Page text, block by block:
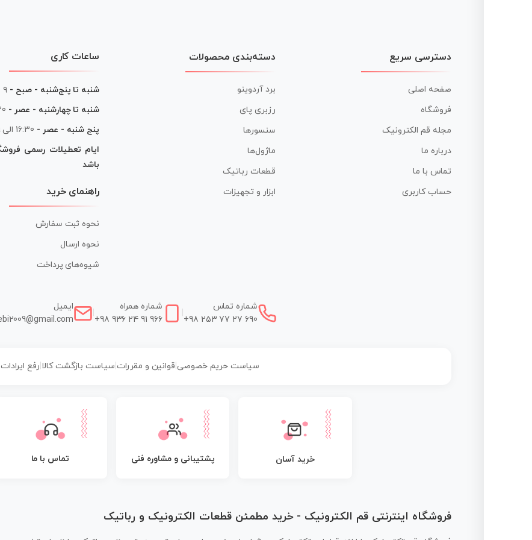
دسترسی سریع
صفحه اصلی
فروشگاه
مجله قم الکترونیک
درباره ما
تماس با ما
حساب کاربری
دسته‌بندی محصولات
برد آردوینو
رزبری پای
سنسورها
ماژول‌ها
قطعات رباتیک
ابزار و تجهیزات
ساعات کاری
شنبه تا پنج‌شنبه - صبح - ۹ الی ۱۳
شنبه تا چهارشنبه - عصر -
پنج شنبه - عصر - 16:30 الی 19
ایام تعطیلات رسمی
باشد
راهنمای خرید
نحوه ثبت سفارش
نحوه ارسال
شیوه‌های پرداخت
شماره تماس
+98 253 77 27 690
شماره همراه
+98 936 24 91 966
ایمیل
سیاست حریم خصوصی| قوانین و مقررات سیاست بازگشت کالا رفع
خرید آسان پشتیبانی و مشاوره فنی تماس با ما
فروشگاه اینترنتی قم الکترونیک - خرید مطمئن قطعات الکترونیک و رباتیک